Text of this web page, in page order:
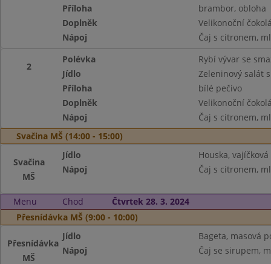
Příloha
brambor, obloha
Doplněk
Velikonoční
Nápoj
Čaj s citronem,
2
Polévka
Rybí vývar se
Jídlo
Zeleninový salát
Příloha
bílé pečivo
Doplněk
Velikonoční
Nápoj
Čaj s citronem,
Svačina MŠ (14:00 - 15:00)
Svačina
MŠ
Jídlo
Houska,
Nápoj
Čaj s citronem,
Menu Chod
Čtvrtek 28. 3. 2024
Přesnídávka MŠ (9:00 - 10:00)
Přesnídávka
MŠ
Jídlo
Bageta, masová
Nápoj
Čaj se sirupem,